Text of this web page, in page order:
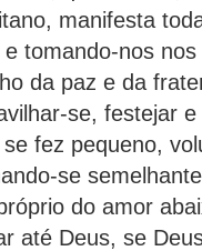
manifesta
tomando-nos
da paz e da
se, festejar
fez pequeno,
se
do amor
até Deus, se